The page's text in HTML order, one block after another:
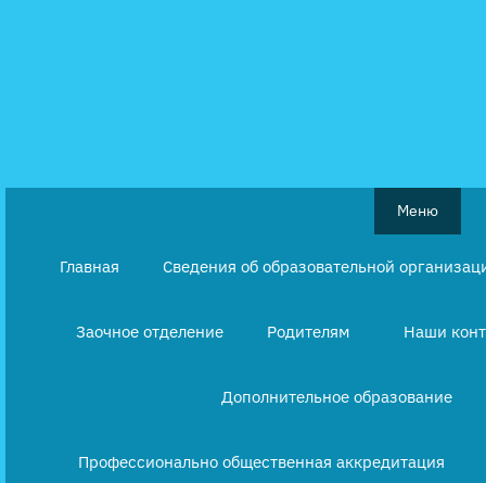
Меню
Главная Сведения об образовательной
Заочное отделение Родителям Наши
Дополнительное образование
Профессионально общественная аккредитация